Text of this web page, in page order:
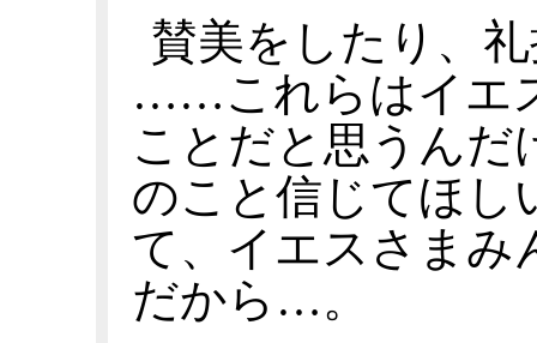
賛美をしたり、
……これらはイエ
ことだと思うん
のこと信じてほし
て、イエスさまみ
だから…。